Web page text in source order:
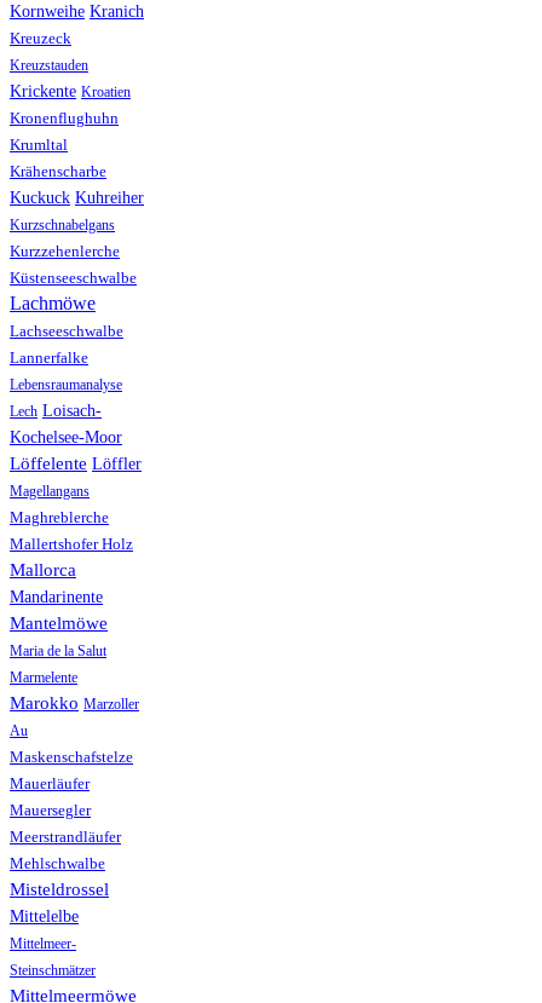
Kornweihe Kranich
Kreuzeck
Kreuzstauden
Krickente Kroatien
Kronenflughuhn
Krumltal
Krähenscharbe
Kuckuck Kuhreiher
Kurzschnabelgans
Kurzzehenlerche
Küstenseeschwalbe
Lachmöwe
Lachseeschwalbe
Lannerfalke
Lebensraumanalyse
Lech Loisach-
Kochelsee-Moor
Löffelente Löffler
Magellangans
Maghreblerche
Mallertshofer Holz
Mallorca
Mandarinente
Mantelmöwe
Maria de la Salut
Marmelente
Marokko Marzoller
Au
Maskenschafstelze
Mauerläufer
Mauersegler
Meerstrandläufer
Mehlschwalbe
Misteldrossel
Mittelelbe
Mittelmeer-
Steinschmätzer
Mittelmeermöwe